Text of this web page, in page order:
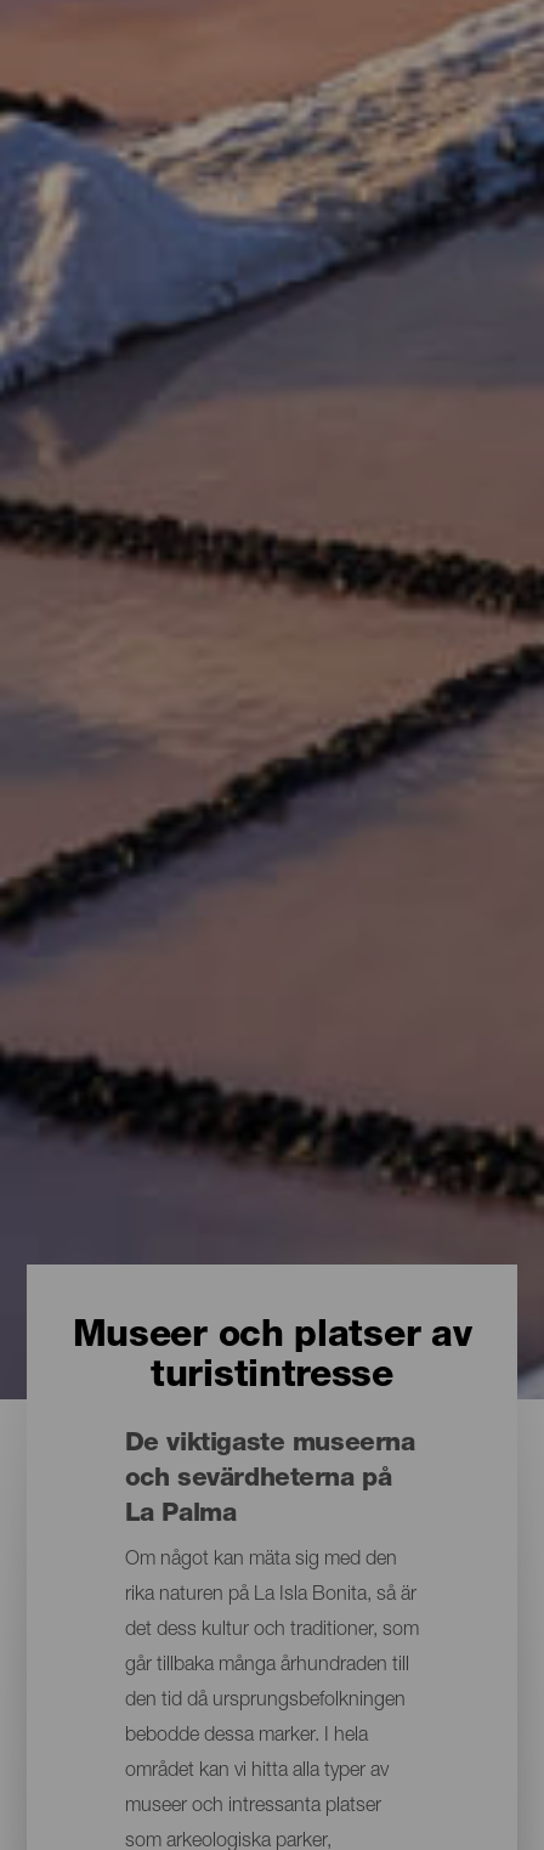
Museer och platser av
turistintresse
De viktigaste museerna
och sevärdheterna på
La Palma
Om något kan mäta sig med den
rika naturen på La Isla Bonita, så är
det dess kultur och traditioner, som
går tillbaka många århundraden till
den tid då ursprungsbefolkningen
bebodde dessa marker. I hela
området kan vi hitta alla typer av
museer och intressanta platser
som arkeologiska parker,